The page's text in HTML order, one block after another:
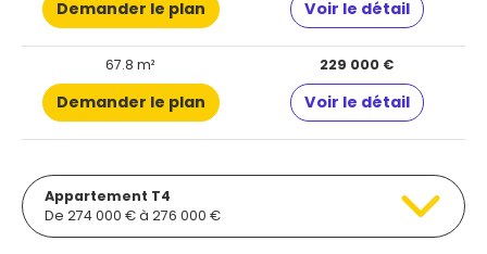
Demander le plan Voir le détail
67.8 m² 229 000 €
Demander le plan Voir le détail
Appartement T4
De 274 000 € à 276 000 €